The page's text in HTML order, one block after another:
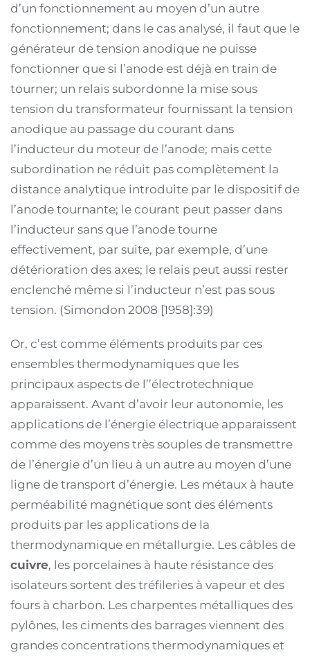
d’un fonctionnement au moyen d’un autre
fonctionnement; dans le cas analysé, il faut que le
générateur de tension anodique ne puisse
fonctionner que si l’anode est déjà en train de
tourner; un relais subordonne la mise sous
tension du transformateur fournissant la tension
anodique au passage du courant dans
l’inducteur du moteur de l’anode; mais cette
subordination ne réduit pas complètement la
distance analytique introduite par le dispositif de
l’anode tournante; le courant peut passer dans
l’inducteur sans que l’anode tourne
effectivement, par suite, par exemple, d’une
détérioration des axes; le relais peut aussi rester
enclenché même si l’inducteur n’est pas sous
tension. (Simondon 2008 [1958]:39)
Or, c’est comme éléments produits par ces
ensembles thermodynamiques que les
principaux aspects de l’’électrotechnique
apparaissent. Avant d’avoir leur autonomie, les
applications de l’énergie électrique apparaissent
comme des moyens très souples de transmettre
de l’énergie d’un lieu à un autre au moyen d’une
ligne de transport d’énergie. Les métaux à haute
perméabilité magnétique sont des éléments
produits par les applications de la
thermodynamique en métallurgie. Les câbles de
cuivre, les porcelaines à haute résistance des
isolateurs sortent des tréfileries à vapeur et des
fours à charbon. Les charpentes métalliques des
pylônes, les ciments des barrages viennent des
grandes concentrations thermodynamiques et